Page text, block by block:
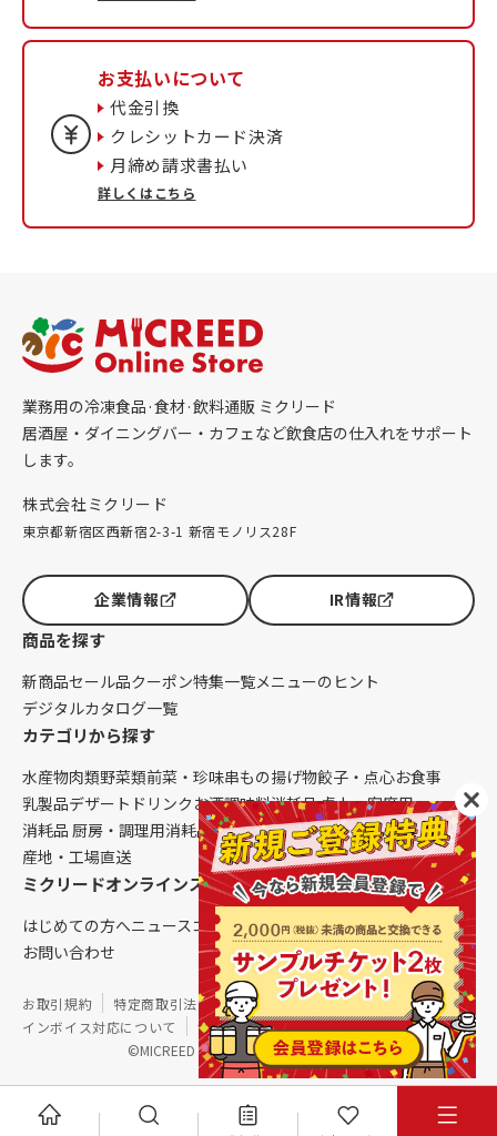
お支払いについて
代金引換
クレシットカード決済
月締め請求書払い
詳しくはこちら
業務用の冷凍食品·食材·飲料通販 ミクリード
居酒屋・ダイニングバー・カフェなど飲食店の仕入れをサポート
します。
株式会社ミクリード
東京都新宿区西新宿2-3-1 新宿モノリス28F
企業情報 IR情報
商品を探す
新商品セール品クーポン特集一覧メニューのヒント
デジタルカタログ一覧
カテゴリから探す
水産物肉類野菜類前菜・珍味串もの揚げ物餃子・点心お食事
乳製品デザート ドリンク お酒調味料消耗品 卓上・客席用
消耗品 厨房・調理用消耗品 クレンリネス生鮮品（配送便限定）
産地・工場直送
ミクリードオンラインストアについて
はじめての方へニュースコラムご利用ガイド会社概要
お問い合わせ
©MICREED CO.,LTD. All Rights Reserved.
お取引規約 特定商取引法に基づく表記
個人情報保護方針
インボイス対応について
サイトマップ